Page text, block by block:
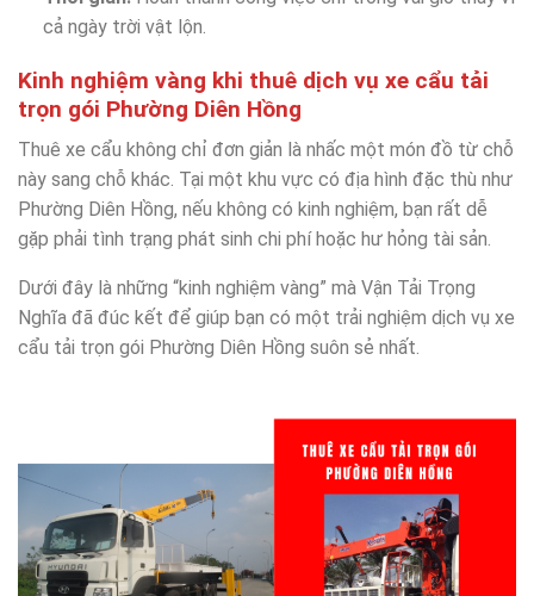
cả ngày trời vật lộn.
Kinh nghiệm vàng khi thuê dịch vụ xe cẩu tải
trọn gói Phường Diên Hồng
Thuê xe cẩu không chỉ đơn giản là nhấc một món đồ từ chỗ
này sang chỗ khác. Tại một khu vực có địa hình đặc thù như
Phường Diên Hồng, nếu không có kinh nghiệm, bạn rất dễ
gặp phải tình trạng phát sinh chi phí hoặc hư hỏng tài sản.
Dưới đây là những “kinh nghiệm vàng” mà Vận Tải Trọng
Nghĩa đã đúc kết để giúp bạn có một trải nghiệm dịch vụ xe
cẩu tải trọn gói Phường Diên Hồng suôn sẻ nhất.